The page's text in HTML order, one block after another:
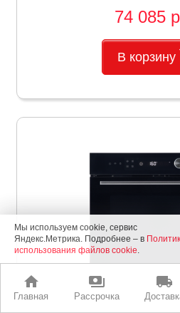
home
Главная
payments
Рассрочка
local_shipping
74 085
В корзину
Мы используем cookie, сервис
Яндекс.Метрика. Подробнее – в
использования файлов cookie.